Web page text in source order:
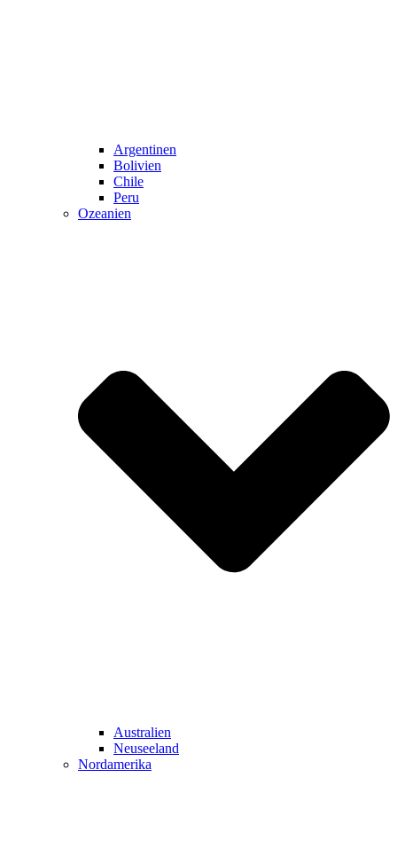
Argentinen
Bolivien
Chile
Peru
Ozeanien
Australien
Neuseeland
Nordamerika